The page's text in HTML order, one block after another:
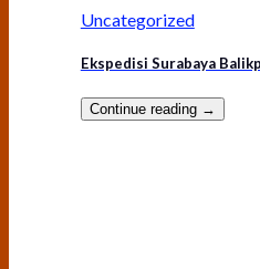
Uncategorized
Ekspedisi Surabaya
Continue reading →